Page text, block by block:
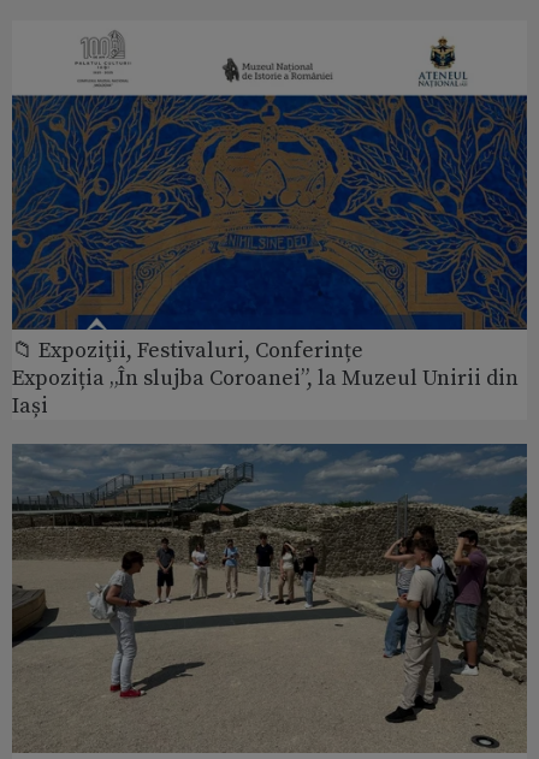
📁 Expoziţii, Festivaluri, Conferințe
Expoziția „În slujba Coroanei”, la Muzeul Unirii din
Iași